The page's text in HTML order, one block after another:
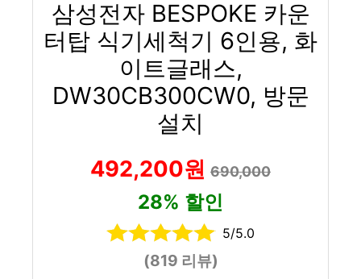
삼성전자 BESPOKE 카운
터탑 식기세척기 6인용, 화
이트글래스,
DW30CB300CW0, 방문
설치
492,200원 690,000
28% 할인
5/5.0
(819 리뷰)